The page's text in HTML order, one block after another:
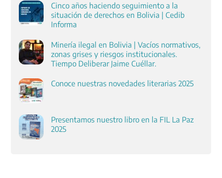
Cinco años haciendo seguimiento a la
situación de derechos en Bolivia | Cedib
Informa
Minería ilegal en Bolivia | Vacíos normativos,
zonas grises y riesgos institucionales.
Tiempo Deliberar Jaime Cuéllar.
Conoce nuestras novedades literarias 2025
Presentamos nuestro libro en la FIL La Paz
2025